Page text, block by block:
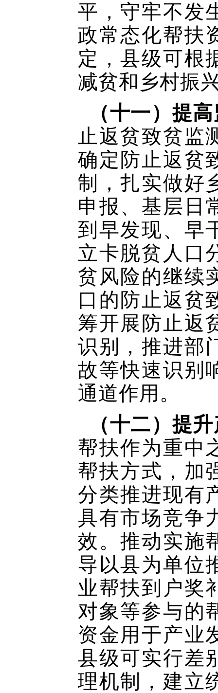
平，守牢不发
政常态化帮扶
定，县级可根
减贫和乡村振
（十一）提
止返贫致贫监
确定防止返贫
制，扎实做好
申报、基层日
到早发现、早
立卡脱贫人口
贫风险的继续
口的防止返贫
筹开展防止返
识别，推进部
故等快速识别
通道作用。
（十二）提
帮扶作为重中
帮扶方式，加
分类推进现有
具有市场竞争
效。推动实施
导以县为单位
业帮扶到户奖
对象等参与的
资金用于产业
县级可实行差
理机制，建立